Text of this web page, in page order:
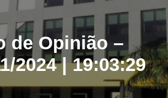
de Opinião –
2024 | 19:03:29